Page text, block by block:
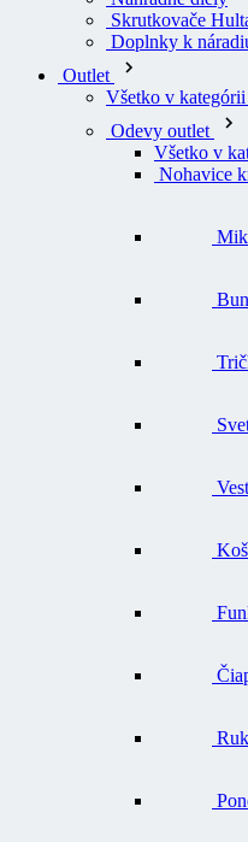
Skrutkovače
Doplnky k
Outlet
Všetko v
Odevy outlet
Všetko v
Nohavice